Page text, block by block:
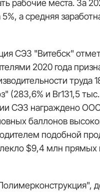
рабочие места. За
а средняя
СЭЗ "Витебск"
2020 года
труда
(283,6% и Br131,5
СЭЗ награждено
баллонов
подобной
$9,4 млн прямых